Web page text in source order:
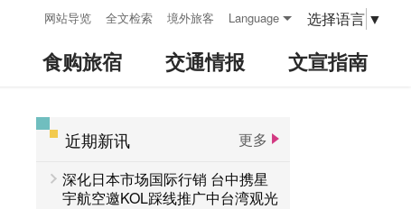
网站导览 全文检索 境外旅客 Language 选择语言 ▼
食购旅宿 交通情报 文宣指南
近期新讯
更多
深化日本市场国际行销 台中携星
宇航空邀KOL踩线推广中台湾观光